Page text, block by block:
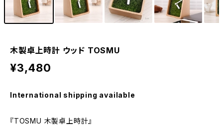
木製卓上時計 ウッド TOSMU
¥3,480
International shipping available
『TOSMU 木製卓上時計』